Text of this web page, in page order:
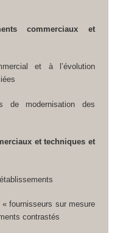
commerciaux et
et à l’évolution
de modernisation des
et techniques et
fournisseurs sur mesure
contrastés